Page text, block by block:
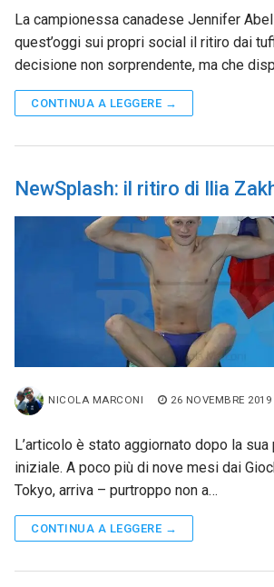
La campionessa canadese Jennifer
quest’oggi sui propri social il ritiro dai
decisione non sorprendente, ma che
CONTINUA A LEGGERE →
NewSplash: il ritiro di Ilia
NICOLA MARCONI 26 NOVEMBRE 2019
L’articolo è stato aggiornato dopo la
iniziale. A poco più di nove mesi dai
Tokyo, arriva – purtroppo non a…
CONTINUA A LEGGERE →